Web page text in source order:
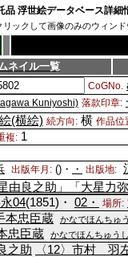
品 浮世絵データベース詳細
リックして画像のみのウィン
ネイル一覧
CoGNo.
Kuniyoshi) 落款印章:
(横絵) 続方向: 横 作品位
複: 1
出版年月: ()・ ・ 出版地:
由良之助」「大星力弥
04(1851)・ 02・ 場所:
本忠臣蔵 かなでほんちゅ
忠臣蔵 かなでほんちゅう
之助 〈12〉 市村 羽